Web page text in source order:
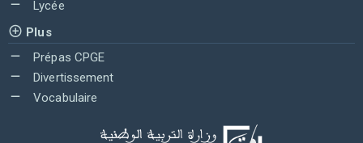
Lycée
Plus
Prépas CPGE
Divertissement
Vocabulaire